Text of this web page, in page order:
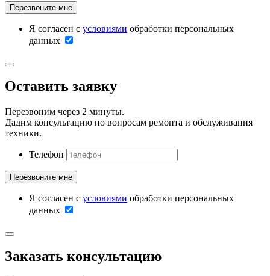
Я согласен с условиями обработки персональных
данных
Оставить заявку
Перезвоним через 2 минуты.
Дадим консультацию по вопросам ремонта и обслуживания
техники.
Телефон
Я согласен с условиями обработки персональных
данных
Заказать консультацию